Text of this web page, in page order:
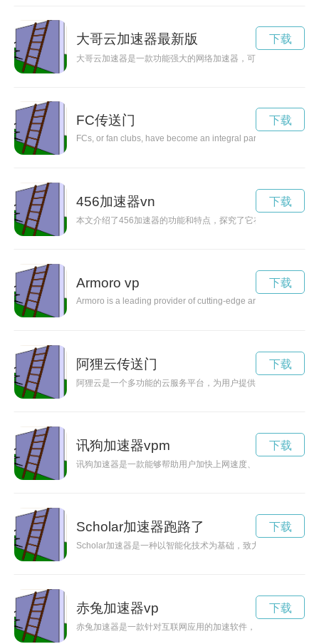
大哥云加速器最新版
大哥云加速器是一款功能强大的网络加速器，可以有效提高用
下载
FC传送门
FCs, or fan clubs, have become an integral part of modern
下载
456加速器vn
本文介绍了456加速器的功能和特点，探究了它在提速稳定性
下载
Armoro vp
Armoro is a leading provider of cutting-edge armor solutions
下载
阿狸云传送门
阿狸云是一个多功能的云服务平台，为用户提供方便快捷的云
下载
讯狗加速器vpm
讯狗加速器是一款能够帮助用户加快上网速度、提升网络稳定
下载
Scholar加速器跑路了
Scholar加速器是一种以智能化技术为基础，致力于为学者提供
下载
赤兔加速器vp
赤兔加速器是一款针对互联网应用的加速软件，可以有效提升
下载